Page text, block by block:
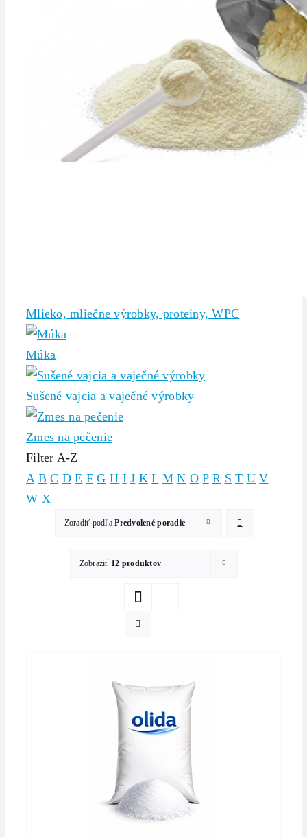
Mlieko, mliečne výrobky, proteíny, WPC
Múka
Sušené vajcia a vaječné výrobky
Zmes na pečenie
Filter A-Z
A B C D E F G H I J K L M N O P R S T U V
W X
Zoradiť podľaPredvolené poradie
Zobraziť 12 produktov